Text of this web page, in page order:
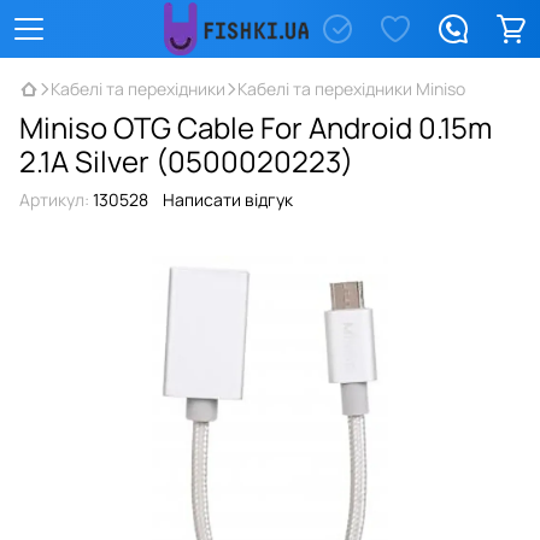
Кабелі та перехідники Кабелі та перехідники Miniso
Miniso OTG Cable For Android 0.15m
2.1A Silver (0500020223)
Артикул: 130528 Написати відгук